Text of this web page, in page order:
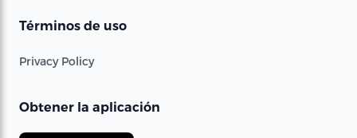
Términos de uso
Privacy Policy
Obtener la aplicación